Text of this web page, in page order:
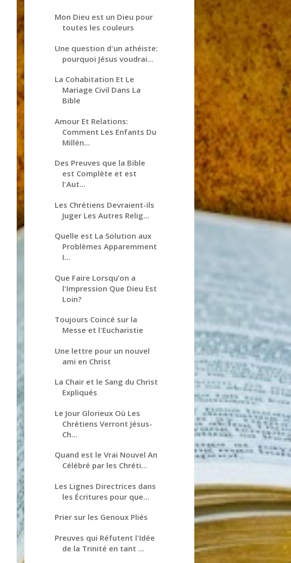
Mon Dieu est un Dieu pour
toutes les couleurs
Une question d'un athéiste:
pourquoi Jésus voudrai...
La Cohabitation Et Le
Mariage Civil Dans La
Bible
Amour Et Relations:
Comment Les Enfants Du
Millén...
Des Preuves que la Bible
est Complète et est
l'Aut...
Les Chrétiens Devraient-ils
Juger Les Autres Relig...
Quelle est La Solution aux
Problèmes Apparemment
I...
Que Faire Lorsqu’on a
l'Impression Que Dieu Est
Loin?
Toujours Coincé sur la
Messe et l'Eucharistie
Une lettre pour un nouvel
ami en Christ
La Chair et le Sang du Christ
Expliqués
Le Jour Glorieux Où Les
Chrétiens Verront Jésus-
Ch...
Quand est le Vrai Nouvel An
Célébré par les Chréti...
Les Lignes Directrices dans
les Écritures pour que...
Prier sur les Genoux Pliés
Preuves qui Réfutent l'Idée
de la Trinité en tant ...